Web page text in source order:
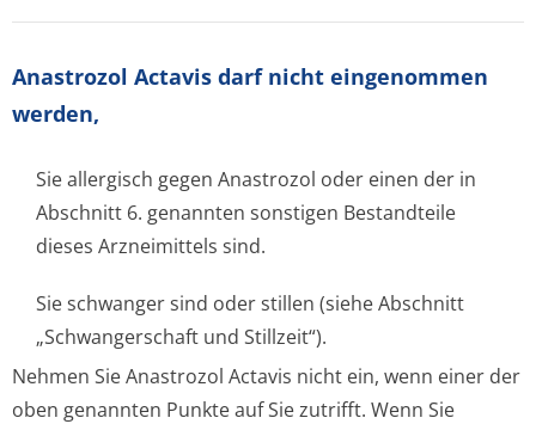
Anastrozol Actavis darf nicht eingenommen
werden,
Sie allergisch gegen Anastrozol oder einen der in
Abschnitt 6. genannten sonstigen Bestandteile
dieses Arzneimittels sind.
Sie schwanger sind oder stillen (siehe Abschnitt
„Schwangerschaft und Stillzeit“).
Nehmen Sie Anastrozol Actavis nicht ein, wenn einer der
oben genannten Punkte auf Sie zutrifft. Wenn Sie